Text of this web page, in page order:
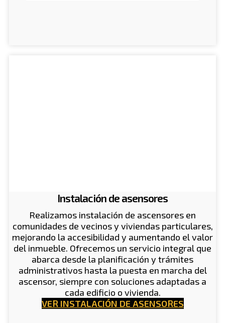
Instalación de asensores
Realizamos instalación de ascensores en
comunidades de vecinos y viviendas particulares,
mejorando la accesibilidad y aumentando el valor
del inmueble. Ofrecemos un servicio integral que
abarca desde la planificación y trámites
administrativos hasta la puesta en marcha del
ascensor, siempre con soluciones adaptadas a
cada edificio o vivienda.
VER INSTALACIÓN DE ASENSORES